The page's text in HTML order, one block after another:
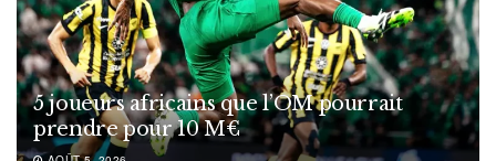
5 joueurs africains que l’OM pourrait
prendre pour 10 M€